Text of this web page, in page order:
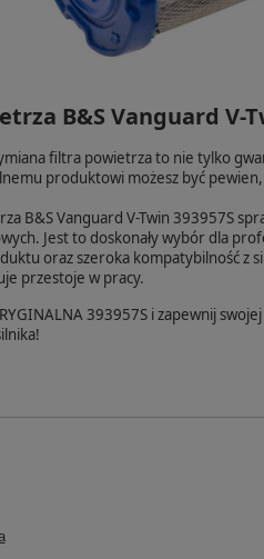
B&S Vanguard V-
filtra powietrza to nie tylko
produktowi możesz być
B&S Vanguard V-Twin 393957S
Jest to doskonały wybór dla
oraz szeroka kompatybilność z
przestoje w pracy.
393957S i zapewnij